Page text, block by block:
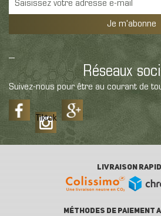
Je m'abonne
Réseaux
Suivez-nous pour être au courant de
Tiktok
LIVRAISON
MÉTHODES DE PAIEMENT